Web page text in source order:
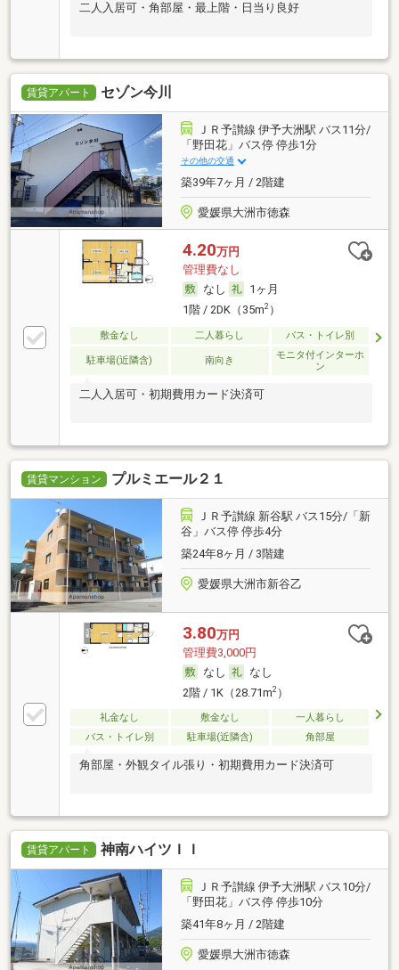
二人入居可・角部屋・最上階・日当り良好
賃貸アパート セゾン今川
ＪＲ予讃線 伊予大洲駅 バス11分/
「野田花」バス停 停歩1分
その他の交通
築39年7ヶ月 / 2階建
愛媛県大洲市徳森
4.20万円
管理費なし
なし
1ヶ月
1階 / 2DK（35m2）
敷金なし 二人暮らし バス・トイレ別
駐車場(近隣含) 南向き
モニタ付インターホ
ン
二人入居可・初期費用カード決済可
賃貸マンション プルミエール２１
ＪＲ予讃線 新谷駅 バス15分/「新
谷」バス停 停歩4分
築24年8ヶ月 / 3階建
愛媛県大洲市新谷乙
3.80万円
管理費3,000円
なし
なし
2階 / 1K（28.71m2）
礼金なし 敷金なし
一人暮らし
バス・トイレ別
駐車場(近隣含) 角部屋
角部屋・外観タイル張り・初期費用カード決済可
賃貸アパート 神南ハイツＩＩ
ＪＲ予讃線 伊予大洲駅 バス10分/
「野田花」バス停 停歩10分
築41年8ヶ月 / 2階建
愛媛県大洲市徳森